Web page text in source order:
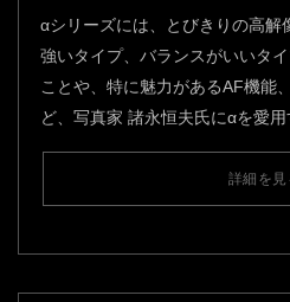
αシリーズには、とびきりの高解
強いタイプ、バランスがいいタ
ことや、特に魅力があるAF機能
ど、写真家 諸永恒夫氏にαを愛用
詳細を見